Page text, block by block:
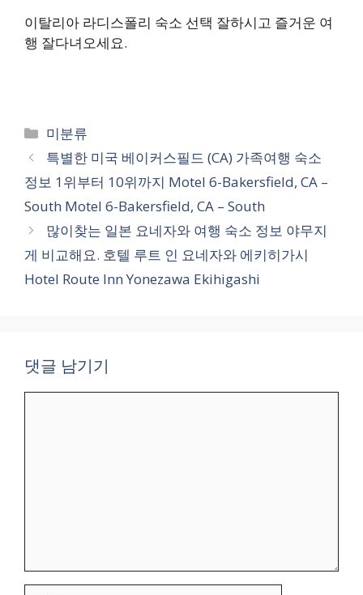
이탈리아 라디스폴리 숙소 선택 잘하시고 즐거운 여
행 잘다녀오세요.
카
테
고
리
미분류
특별한 미국 베이커스필드 (CA) 가족여행 숙소
정보 1위부터 10위까지 Motel 6-Bakersfield, CA –
South Motel 6-Bakersfield, CA – South
많이찾는 일본 요네자와 여행 숙소 정보 야무지
게 비교해요. 호텔 루트 인 요네자와 에키히가시
Hotel Route Inn Yonezawa Ekihigashi
댓글 남기기